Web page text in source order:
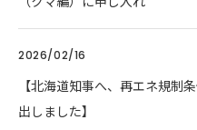
2026/02/16
【北海道知事へ、再エネ規制
出しました】